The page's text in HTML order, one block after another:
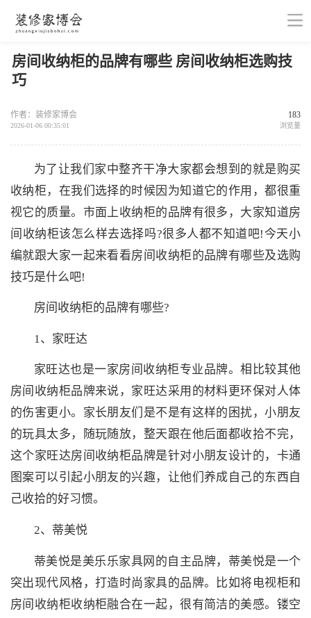
房间收纳柜的品牌有哪些 房间收纳柜选购技
巧
作者：装修家博会
2026-01-06 00:35:01
183
浏览量
为了让我们家中整齐干净大家都会想到的就是购买
收纳柜，在我们选择的时候因为知道它的作用，都很重
视它的质量。市面上收纳柜的品牌有很多，大家知道房
间收纳柜该怎么样去选择吗?很多人都不知道吧!今天小
编就跟大家一起来看看房间收纳柜的品牌有哪些及选购
技巧是什么吧!
房间收纳柜的品牌有哪些?
1、家旺达
家旺达也是一家房间收纳柜专业品牌。相比较其他
房间收纳柜品牌来说，家旺达采用的材料更环保对人体
的伤害更小。家长朋友们是不是有这样的困扰，小朋友
的玩具太多，随玩随放，整天跟在他后面都收拾不完，
这个家旺达房间收纳柜品牌是针对小朋友设计的，卡通
图案可以引起小朋友的兴趣，让他们养成自己的东西自
己收拾的好习惯。
2、蒂美悦
蒂美悦是美乐乐家具网的自主品牌，蒂美悦是一个
突出现代风格，打造时尚家具的品牌。比如将电视柜和
房间收纳柜收纳柜融合在一起，很有简洁的美感。镂空